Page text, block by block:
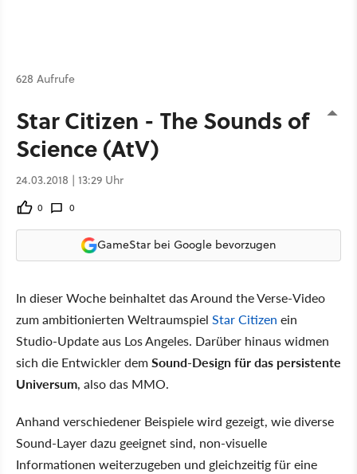
628 Aufrufe
Star Citizen - The Sounds of
Science (AtV)
24.03.2018 | 13:29 Uhr
0 0
GameStar bei Google bevorzugen
In dieser Woche beinhaltet das Around the Verse-Video
zum ambitionierten Weltraumspiel Star Citizen ein
Studio-Update aus Los Angeles. Darüber hinaus widmen
sich die Entwickler demSound-Design für das persistente
Universum, also das MMO.
Anhand verschiedener Beispiele wird gezeigt, wie diverse
Sound-Layer dazu geeignet sind, non-visuelle
Informationen weiterzugeben und gleichzeitig für eine